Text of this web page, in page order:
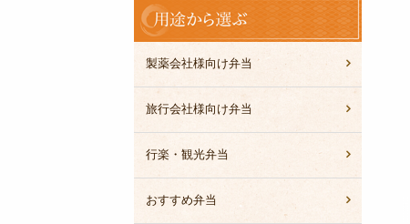
用
途
か
ら
ぶ
製薬会社様向け弁当
旅行会社様向け弁当
行楽・観光弁当
おすすめ弁当